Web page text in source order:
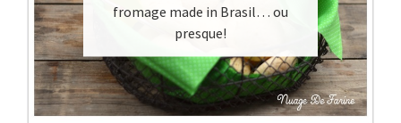
fromage made in Brasil… ou
presque!